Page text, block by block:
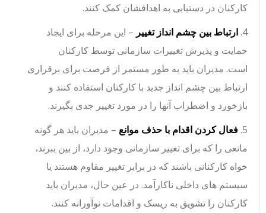
کارکنان در دستیابی به اهدافشان کمک کنند.
ارتباط بین چشم انداز تغییر– این مرحله برای ایجاد
حمایت و پذیرش تغییرات سازمانی توسط کارکنان
است. مدیران باید به طور مستمر از فرصت برای برقراری
ارتباط بین چشم انداز جدید با کارکنان استفاده کنند و
بازخورد و اضطراب آنها را در مورد تغییر جدی بگیرند.
فعال کردن اقدام با حذف موانع– مدیران باید هر گونه
مانعی را که برای تغییر سازمانی وجود دارد، از بین ببرند،
خواه کارکنانی باشند که در برابر تغییر مقاوم هستند یا
سیستم های داخلی ناکارآمد. در عین حال، مدیران باید
کارکنان را تشویق به ریسک و اقدامات نوآورانه کنند.